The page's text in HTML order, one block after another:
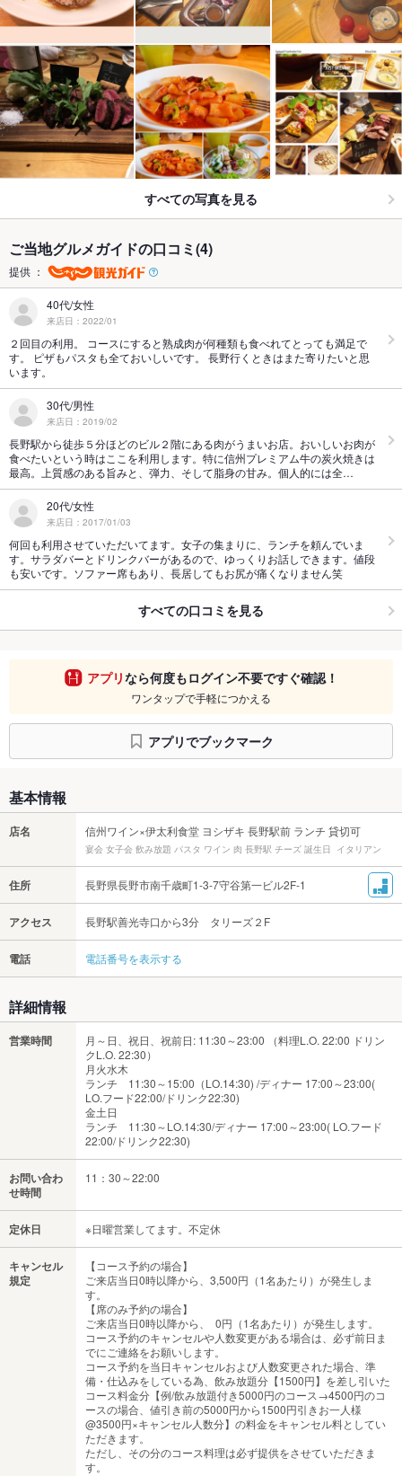
すべての写真を見る
ご当地グルメガイドの口コミ(4)
提供 ：
40代/女性
来店日：2022/01
２回目の利用。 コースにすると熟成肉が何種類も食べれてとっても満足で
す。 ピザもパスタも全ておいしいです。 長野行くときはまた寄りたいと思
います。
30代/男性
来店日：2019/02
長野駅から徒歩５分ほどのビル２階にある肉がうまいお店。おいしいお肉が
食べたいという時はここを利用します。特に信州プレミアム牛の炭火焼きは
最高。上質感のある旨みと、弾力、そして脂身の甘み。個人的には全…
20代/女性
来店日：2017/01/03
何回も利用させていただいてます。女子の集まりに、ランチを頼んでいま
す。サラダバーとドリンクバーがあるので、ゆっくりお話しできます。値段
も安いです。ソファー席もあり、長居してもお尻が痛くなりません笑
すべての口コミを見る
アプリなら何度もログイン不要ですぐ確認！
ワンタップで手軽につかえる
アプリでブックマーク
基本情報
店名 信州ワイン×伊太利食堂 ヨシザキ 長野駅前 ランチ 貸切可
宴会 女子会 飲み放題 パスタ ワイン 肉 長野駅 チーズ 誕生日 イタリアン
住所 長野県長野市南千歳町1-3-7守谷第一ビル2F-1
アクセス 長野駅善光寺口から3分 タリーズ２F
電話 電話番号を表示する
詳細情報
営業時間
月～日、祝日、祝前日: 11:30～23:00 （料理L.O. 22:00 ドリン
クL.O. 22:30）
月火水木
ランチ 11:30～15:00（LO.14:30) /ディナー 17:00～23:00(
LO.フード22:00/ドリンク22:30)
金土日
ランチ 11:30～LO.14:30/ディナー 17:00～23:00( LO.フード
22:00/ドリンク22:30)
お問い合わ
せ時間
11：30～22:00
定休日 ※日曜営業してます。不定休
キャンセル
規定
【コース予約の場合】
ご来店当日0時以降から、3,500円（1名あたり）が発生しま
す。
【席のみ予約の場合】
ご来店当日0時以降から、 0円（1名あたり）が発生します。
コース予約のキャンセルや人数変更がある場合は、必ず前日ま
でにご連絡をお願いします。
コース予約を当日キャンセルおよび人数変更された場合、準
備・仕込みをしている為、飲み放題分【1500円】を差し引いた
コース料金分【例/飲み放題付き5000円のコース→4500円のコ
ースの場合、値引き前の5000円から1500円引きお一人様
@3500円×キャンセル人数分】の料金をキャンセル料としてい
ただきます。
ただし、その分のコース料理は必ず提供をさせていただきま
す。